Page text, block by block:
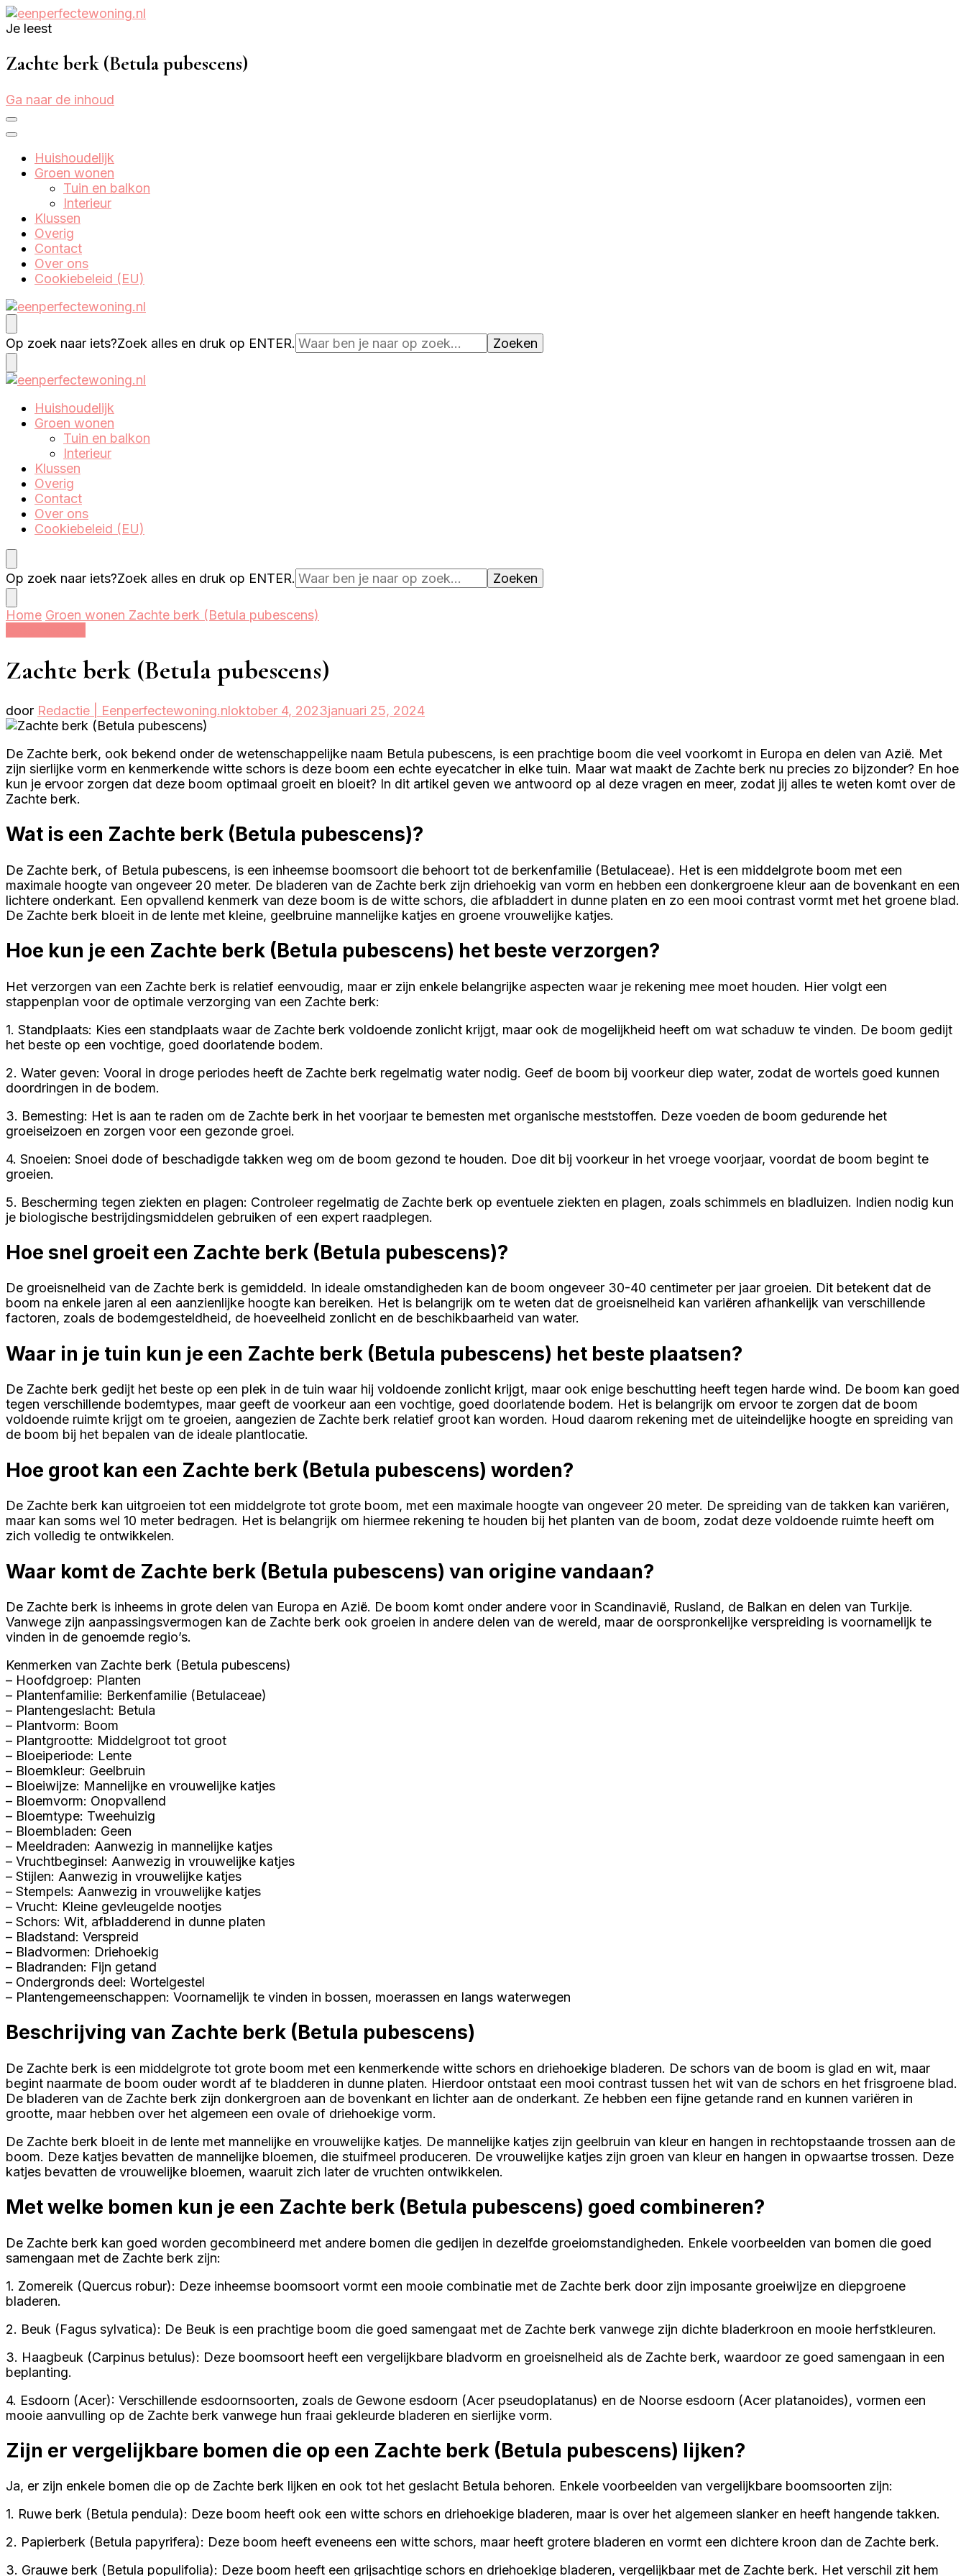
Je leest
Zachte berk (Betula pubescens)
Ga naar de inhoud
Huishoudelijk
Groen wonen
Tuin en balkon
Interieur
Klussen
Overig
Contact
Over ons
Cookiebeleid (EU)
Eenperfectewoning.nl
We brengen jouw droomhuis tot leven
Op zoek naar iets?Zoek alles en druk op ENTER.
Eenperfectewoning.nl
We brengen jouw droomhuis tot leven
Huishoudelijk
Groen wonen
Tuin en balkon
Interieur
Klussen
Overig
Contact
Over ons
Cookiebeleid (EU)
Op zoek naar iets?Zoek alles en druk op ENTER.
Home Groen wonen Zachte berk (Betula pubescens)
Zachte berk (Betula pubescens)
door Redactie | Eenperfectewoning.nloktober 4, 2023januari 25, 2024
De Zachte berk, ook bekend onder de wetenschappelijke naam Betula pubescens, is een prachtige boom die veel voorkomt in Europa en delen van Azië. Met
zijn sierlijke vorm en kenmerkende witte schors is deze boom een echte eyecatcher in elke tuin. Maar wat maakt de Zachte berk nu precies zo bijzonder? En hoe
kun je ervoor zorgen dat deze boom optimaal groeit en bloeit? In dit artikel geven we antwoord op al deze vragen en meer, zodat jij alles te weten komt over de
Zachte berk.
Wat is een Zachte berk (Betula pubescens)?
De Zachte berk, of Betula pubescens, is een inheemse boomsoort die behoort tot de berkenfamilie (Betulaceae). Het is een middelgrote boom met een
maximale hoogte van ongeveer 20 meter. De bladeren van de Zachte berk zijn driehoekig van vorm en hebben een donkergroene kleur aan de bovenkant en een
lichtere onderkant. Een opvallend kenmerk van deze boom is de witte schors, die afbladdert in dunne platen en zo een mooi contrast vormt met het groene blad.
De Zachte berk bloeit in de lente met kleine, geelbruine mannelijke katjes en groene vrouwelijke katjes.
Hoe kun je een Zachte berk (Betula pubescens) het beste verzorgen?
Het verzorgen van een Zachte berk is relatief eenvoudig, maar er zijn enkele belangrijke aspecten waar je rekening mee moet houden. Hier volgt een
stappenplan voor de optimale verzorging van een Zachte berk:
1. Standplaats: Kies een standplaats waar de Zachte berk voldoende zonlicht krijgt, maar ook de mogelijkheid heeft om wat schaduw te vinden. De boom gedijt
het beste op een vochtige, goed doorlatende bodem.
2. Water geven: Vooral in droge periodes heeft de Zachte berk regelmatig water nodig. Geef de boom bij voorkeur diep water, zodat de wortels goed kunnen
doordringen in de bodem.
3. Bemesting: Het is aan te raden om de Zachte berk in het voorjaar te bemesten met organische meststoffen. Deze voeden de boom gedurende het
groeiseizoen en zorgen voor een gezonde groei.
4. Snoeien: Snoei dode of beschadigde takken weg om de boom gezond te houden. Doe dit bij voorkeur in het vroege voorjaar, voordat de boom begint te
groeien.
5. Bescherming tegen ziekten en plagen: Controleer regelmatig de Zachte berk op eventuele ziekten en plagen, zoals schimmels en bladluizen. Indien nodig kun
je biologische bestrijdingsmiddelen gebruiken of een expert raadplegen.
Hoe snel groeit een Zachte berk (Betula pubescens)?
De groeisnelheid van de Zachte berk is gemiddeld. In ideale omstandigheden kan de boom ongeveer 30-40 centimeter per jaar groeien. Dit betekent dat de
boom na enkele jaren al een aanzienlijke hoogte kan bereiken. Het is belangrijk om te weten dat de groeisnelheid kan variëren afhankelijk van verschillende
factoren, zoals de bodemgesteldheid, de hoeveelheid zonlicht en de beschikbaarheid van water.
Waar in je tuin kun je een Zachte berk (Betula pubescens) het beste plaatsen?
De Zachte berk gedijt het beste op een plek in de tuin waar hij voldoende zonlicht krijgt, maar ook enige beschutting heeft tegen harde wind. De boom kan goed
tegen verschillende bodemtypes, maar geeft de voorkeur aan een vochtige, goed doorlatende bodem. Het is belangrijk om ervoor te zorgen dat de boom
voldoende ruimte krijgt om te groeien, aangezien de Zachte berk relatief groot kan worden. Houd daarom rekening met de uiteindelijke hoogte en spreiding van
de boom bij het bepalen van de ideale plantlocatie.
Hoe groot kan een Zachte berk (Betula pubescens) worden?
De Zachte berk kan uitgroeien tot een middelgrote tot grote boom, met een maximale hoogte van ongeveer 20 meter. De spreiding van de takken kan variëren,
maar kan soms wel 10 meter bedragen. Het is belangrijk om hiermee rekening te houden bij het planten van de boom, zodat deze voldoende ruimte heeft om
zich volledig te ontwikkelen.
Waar komt de Zachte berk (Betula pubescens) van origine vandaan?
De Zachte berk is inheems in grote delen van Europa en Azië. De boom komt onder andere voor in Scandinavië, Rusland, de Balkan en delen van Turkije.
Vanwege zijn aanpassingsvermogen kan de Zachte berk ook groeien in andere delen van de wereld, maar de oorspronkelijke verspreiding is voornamelijk te
vinden in de genoemde regio’s.
Kenmerken van Zachte berk (Betula pubescens)
– Hoofdgroep: Planten
– Plantenfamilie: Berkenfamilie (Betulaceae)
– Plantengeslacht: Betula
– Plantvorm: Boom
– Plantgrootte: Middelgroot tot groot
– Bloeiperiode: Lente
– Bloemkleur: Geelbruin
– Bloeiwijze: Mannelijke en vrouwelijke katjes
– Bloemvorm: Onopvallend
– Bloemtype: Tweehuizig
– Bloembladen: Geen
– Meeldraden: Aanwezig in mannelijke katjes
– Vruchtbeginsel: Aanwezig in vrouwelijke katjes
– Stijlen: Aanwezig in vrouwelijke katjes
– Stempels: Aanwezig in vrouwelijke katjes
– Vrucht: Kleine gevleugelde nootjes
– Schors: Wit, afbladderend in dunne platen
– Bladstand: Verspreid
– Bladvormen: Driehoekig
– Bladranden: Fijn getand
– Ondergronds deel: Wortelgestel
– Plantengemeenschappen: Voornamelijk te vinden in bossen, moerassen en langs waterwegen
Beschrijving van Zachte berk (Betula pubescens)
De Zachte berk is een middelgrote tot grote boom met een kenmerkende witte schors en driehoekige bladeren. De schors van de boom is glad en wit, maar
begint naarmate de boom ouder wordt af te bladderen in dunne platen. Hierdoor ontstaat een mooi contrast tussen het wit van de schors en het frisgroene blad.
De bladeren van de Zachte berk zijn donkergroen aan de bovenkant en lichter aan de onderkant. Ze hebben een fijne getande rand en kunnen variëren in
grootte, maar hebben over het algemeen een ovale of driehoekige vorm.
De Zachte berk bloeit in de lente met mannelijke en vrouwelijke katjes. De mannelijke katjes zijn geelbruin van kleur en hangen in rechtopstaande trossen aan de
boom. Deze katjes bevatten de mannelijke bloemen, die stuifmeel produceren. De vrouwelijke katjes zijn groen van kleur en hangen in opwaartse trossen. Deze
katjes bevatten de vrouwelijke bloemen, waaruit zich later de vruchten ontwikkelen.
Met welke bomen kun je een Zachte berk (Betula pubescens) goed combineren?
De Zachte berk kan goed worden gecombineerd met andere bomen die gedijen in dezelfde groeiomstandigheden. Enkele voorbeelden van bomen die goed
samengaan met de Zachte berk zijn:
1. Zomereik (Quercus robur): Deze inheemse boomsoort vormt een mooie combinatie met de Zachte berk door zijn imposante groeiwijze en diepgroene
bladeren.
2. Beuk (Fagus sylvatica): De Beuk is een prachtige boom die goed samengaat met de Zachte berk vanwege zijn dichte bladerkroon en mooie herfstkleuren.
3. Haagbeuk (Carpinus betulus): Deze boomsoort heeft een vergelijkbare bladvorm en groeisnelheid als de Zachte berk, waardoor ze goed samengaan in een
beplanting.
4. Esdoorn (Acer): Verschillende esdoornsoorten, zoals de Gewone esdoorn (Acer pseudoplatanus) en de Noorse esdoorn (Acer platanoides), vormen een
mooie aanvulling op de Zachte berk vanwege hun fraai gekleurde bladeren en sierlijke vorm.
Zijn er vergelijkbare bomen die op een Zachte berk (Betula pubescens) lijken?
Ja, er zijn enkele bomen die op de Zachte berk lijken en ook tot het geslacht Betula behoren. Enkele voorbeelden van vergelijkbare boomsoorten zijn:
1. Ruwe berk (Betula pendula): Deze boom heeft ook een witte schors en driehoekige bladeren, maar is over het algemeen slanker en heeft hangende takken.
2. Papierberk (Betula papyrifera): Deze boom heeft eveneens een witte schors, maar heeft grotere bladeren en vormt een dichtere kroon dan de Zachte berk.
3. Grauwe berk (Betula populifolia): Deze boom heeft een grijsachtige schors en driehoekige bladeren, vergelijkbaar met de Zachte berk. Het verschil zit hem